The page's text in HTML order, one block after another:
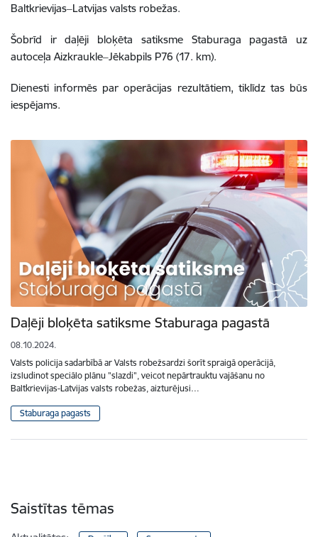
Baltkrievijas‒Latvijas valsts robežas.
Šobrīd ir daļēji bloķēta satiksme Staburaga pagastā uz
autoceļa Aizkraukle‒Jēkabpils P76 (17. km).
Dienesti informēs par operācijas rezultātiem, tiklīdz tas būs
iespējams.
Daļēji bloķēta satiksme Staburaga pagastā
08.10.2024.
Valsts policija sadarbībā ar Valsts robežsardzi šorīt spraigā operācijā,
izsludinot speciālo plānu "slazdi", veicot nepārtrauktu vajāšanu no
Baltkrievijas-Latvijas valsts robežas, aizturējusi…
Staburaga pagasts
Saistītas tēmas